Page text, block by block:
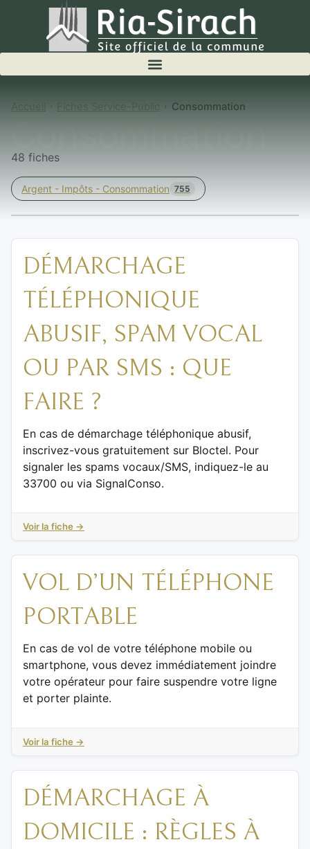
Accueil Fiches Service-Public Consommation
Consommation
48 fiches
Argent - Impôts - Consommation 755
DÉMARCHAGE
TÉLÉPHONIQUE
ABUSIF, SPAM VOCAL
OU PAR SMS : QUE
FAIRE ?
En cas de démarchage téléphonique abusif,
inscrivez-vous gratuitement sur Bloctel. Pour
signaler les spams vocaux/SMS, indiquez-le au
33700 ou via SignalConso.
Voir la fiche →
VOL D’UN TÉLÉPHONE
PORTABLE
En cas de vol de votre téléphone mobile ou
smartphone, vous devez immédiatement joindre
votre opérateur pour faire suspendre votre ligne
et porter plainte.
Voir la fiche →
DÉMARCHAGE À
DOMICILE : RÈGLES À